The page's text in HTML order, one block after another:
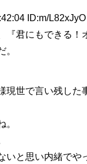
ID:m/L82xJyO
君にもできる！
。
現世で言い残した
。
と思い内緒でや